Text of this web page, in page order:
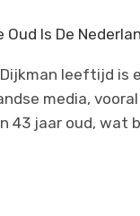
Is De
leeftijd is
media,
43 jaar oud, wat